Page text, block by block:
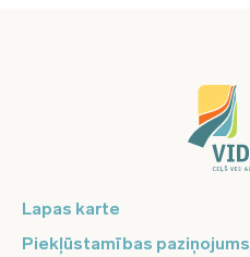
Lapas karte
Piekļūstamības paziņojums